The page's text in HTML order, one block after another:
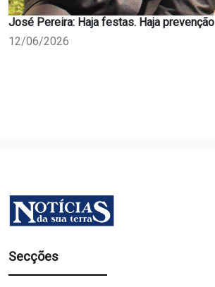
José Pereira: Haja festas. Haja prevenção
12/06/2026
Secções